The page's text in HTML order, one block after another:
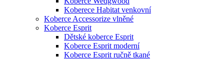
Koberece Habitat venkovní
Koberce Accessorize vlněné
Koberce Esprit
Dětské koberce Esprit
Koberce Esprit moderní
Koberce Esprit ručně tkané